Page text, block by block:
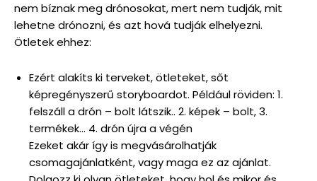
nem bíznak meg drónosokat, mert nem tudják, mit
lehetne drónozni, és azt hová tudják elhelyezni.
Ötletek ehhez:
Ezért alakíts ki terveket, ötleteket, sőt
képregényszerű storyboardot. Például röviden: 1.
felszáll a drón – bolt látszik.. 2. képek – bolt, 3.
termékek… 4. drón újra a végén
Ezeket akár így is megvásárolhatják
csomagajánlatként, vagy maga ez az ajánlat.